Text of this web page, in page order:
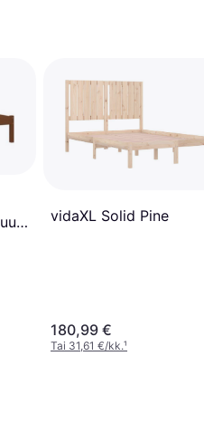
vidaXL Solid Pine
180,99 €
Tai 31,61 €/kk.¹